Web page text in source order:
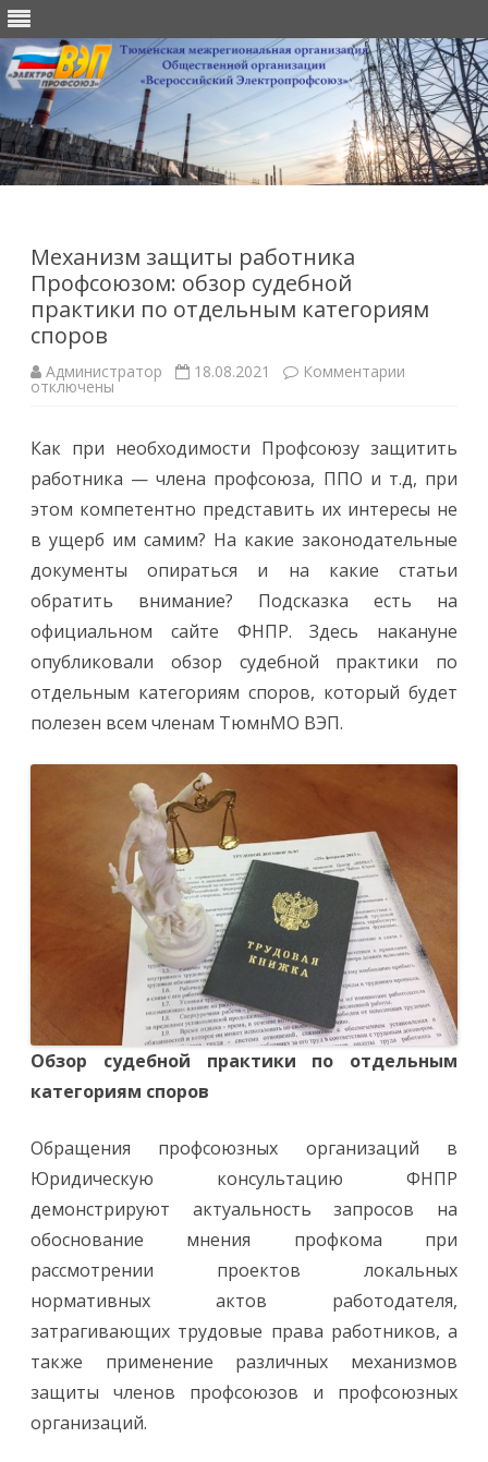
Механизм защиты работника
Профсоюзом: обзор судебной
практики по отдельным категориям
споров
Администратор 18.08.2021 Комментарии
судебной
практики
по
отключены
Как при необходимости Профсоюзу защитить
работника — члена профсоюза, ППО и т.д, при
этом компетентно представить их интересы не
в ущерб им самим? На какие законодательные
документы опираться и на какие статьи
обратить внимание? Подсказка есть на
официальном сайте ФНПР. Здесь накануне
опубликовали обзор судебной практики по
отдельным категориям споров, который будет
полезен всем членам ТюмнМО ВЭП.
Обзор судебной практики по отдельным
категориям споров
Обращения профсоюзных организаций в
Юридическую консультацию ФНПР
демонстрируют актуальность запросов на
обоснование мнения профкома при
рассмотрении проектов локальных
нормативных актов работодателя,
затрагивающих трудовые права работников, а
также применение различных механизмов
защиты членов профсоюзов и профсоюзных
организаций.